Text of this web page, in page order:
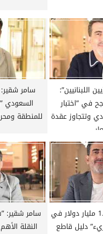
اللبنانيين”:
في ”اختبار
وتتجاوز عقدة
سامر شقير:
السعودي
للمنطقة
سامر شقير: 1.66 مليار دولار في
دليل قاطع
سامر شقير:
النقلة